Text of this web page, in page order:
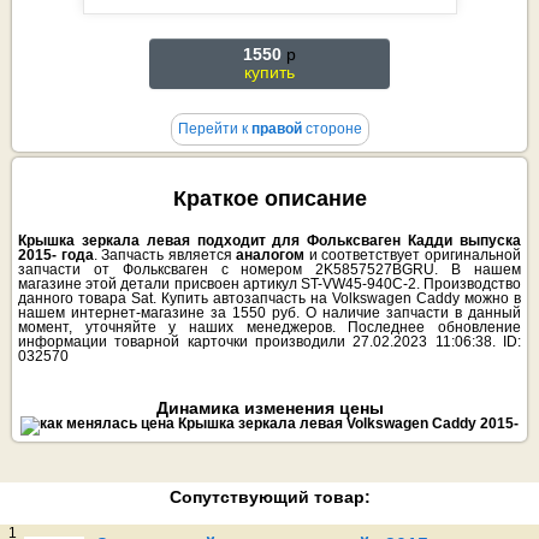
1550 p
купить
Перейти к правойстороне
Краткое описание
Крышка зеркала левая подходит для Фольксваген Кадди выпуска
2015- года. Запчасть являетсяаналогом и соответствует оригинальной
запчасти от Фольксваген с номером 2K5857527BGRU. В нашем
магазине этой детали присвоен артикул ST-VW45-940C-2. Производство
данного товара Sat. Купить автозапчасть на Volkswagen Caddy можно в
нашем интернет-магазине за 1550 руб. О наличие запчасти в данный
момент, уточняйте у наших менеджеров. Последнее обновление
информации товарной карточки производили 27.02.2023 11:06:38. ID:
032570
Динамика изменения цены
Сопутствующий товар:
1